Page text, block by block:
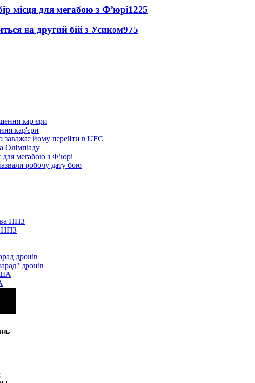
місця для мегабою з Ф’юрі1225
на другий бій з Усиком975
кар'єри
заважає йому перейти в UFC
Олімпіаду
мегабою з Ф’юрі
робочу дату бою
НПЗ
дронів